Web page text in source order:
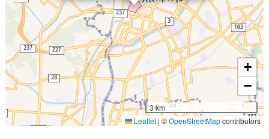
+
−
3 km
Leaflet | ©OpenStreetMapcontributors